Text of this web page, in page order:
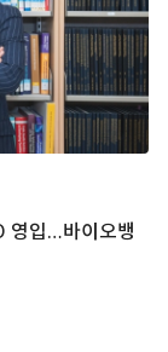
영입…바이오뱅